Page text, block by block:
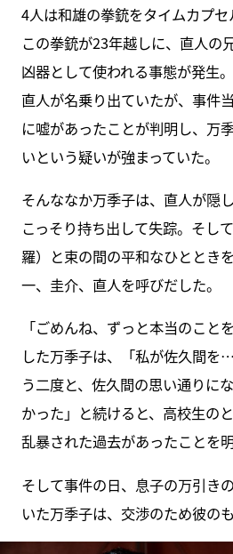
4人は和雄の拳銃をタイムカプセ
この拳銃が23年越しに、直人の
凶器として使われる事態が発生
直人が名乗り出ていたが、事件
に嘘があったことが判明し、万
いという疑いが強まっていた。
そんななか万季子は、直人が隠
こっそり持ち出して失踪。そし
羅）と束の間の平和なひととき
一、圭介、直人を呼びだした。
「ごめんね、ずっと本当のこと
した万季子は、「私が佐久間を
う二度と、佐久間の思い通りに
かった」と続けると、高校生の
乱暴された過去があったことを明
そして事件の日、息子の万引き
いた万季子は、交渉のため彼の